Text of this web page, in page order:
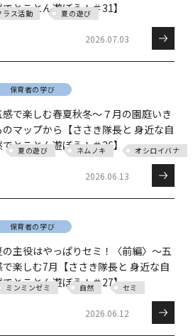
でとことん遊ぼう！＃31】
ラス活動 夏の遊び
2026.07.03
保育者の学び
感で楽しむ春夏秋冬～７月の園庭いき
のマップから【ささき隊長と 身近な自
でとことん遊ぼう！＃26】
夏の遊び ネムノキ オシロイバナ
2026.06.13
保育者の学び
の主役はやっぱりセミ！〈前編〉～五
で楽しむ7月【ささき隊長と 身近な自
でとことん遊ぼう！＃27】
ミンミンゼミ 自然 セミ
2026.06.12